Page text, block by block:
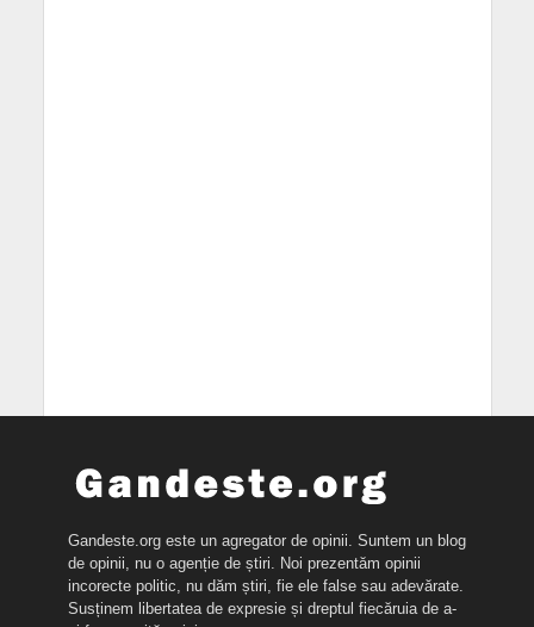
Gandeste.org este un agregator de opinii. Suntem un blog
de opinii, nu o agenție de știri. Noi prezentăm opinii
incorecte politic, nu dăm știri, fie ele false sau adevărate.
Susținem libertatea de expresie și dreptul fiecăruia de a-